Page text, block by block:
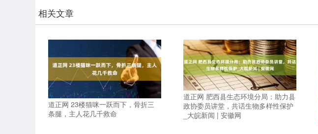
相关文章
道正网 23楼猫咪一跃而下，骨折三
条腿，主人花几千救命
道正网 肥西县生态环境分局：助力县
政协委员讲堂，共话生物多样性保护
_大皖新闻 | 安徽网